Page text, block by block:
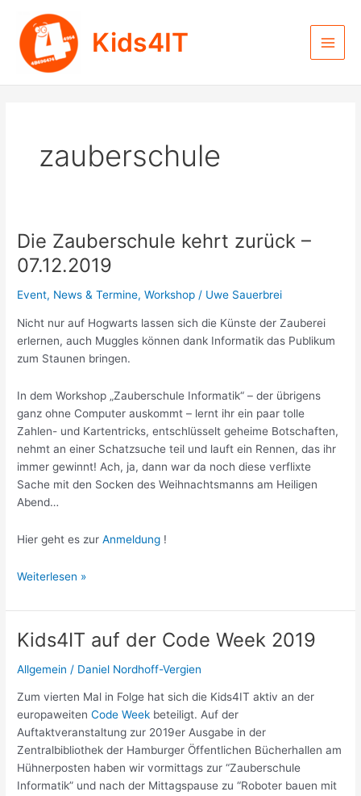
Inhalt
springen
Kids4IT
Main
zauberschule
Die Zauberschule kehrt zurück –
07.12.2019
Event, News & Termine,Workshop / Uwe Sauerbrei
Nicht nur auf Hogwarts lassen sich die Künste der Zauberei
erlernen, auch Muggles können dank Informatik das Publikum
zum Staunen bringen.
In dem Workshop „Zauberschule Informatik“ – der übrigens
ganz ohne Computer auskommt – lernt ihr ein paar tolle
Zahlen- und Kartentricks, entschlüsselt geheime Botschaften,
nehmt an einer Schatzsuche teil und lauft ein Rennen, das ihr
immer gewinnt! Ach, ja, dann war da noch diese verflixte
Sache mit den Socken des Weihnachtsmanns am Heiligen
Abend…
Hier geht es zurAnmeldung !
Die
kehrt
–
07.12.2019
Weiterlesen »
Kids4IT auf der Code Week 2019
Allgemein / Daniel Nordhoff-Vergien
Zum vierten Mal in Folge hat sich die Kids4IT aktiv an der
europaweitenCode Week beteiligt. Auf der
Auftaktveranstaltung zur 2019er Ausgabe in der
Zentralbibliothek der Hamburger Öffentlichen Bücherhallen am
Hühnerposten haben wir vormittags zur “Zauberschule
Informatik” und nach der Mittagspause zu “Roboter bauen mit